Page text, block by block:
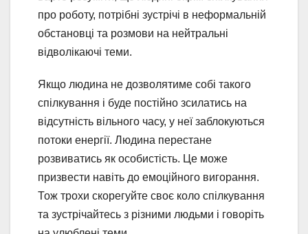
про роботу, потрібні зустрічі в неформальній
обстановці та розмови на нейтральні
відволікаючі теми.
Якщо людина не дозволятиме собі такого
спілкування і буде постійно зсилатись на
відсутність вільного часу, у неї заблокуються
потоки енергії. Людина перестане
розвиватись як особистість. Це може
призвести навіть до емоційного вигорання.
Тож трохи скорегуйте своє коло спілкування
та зустрічайтесь з різними людьми і говоріть